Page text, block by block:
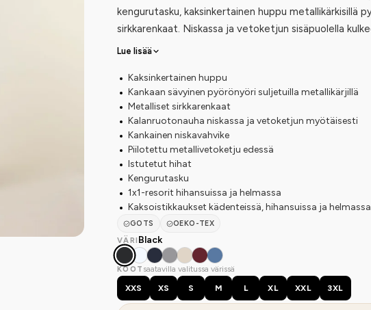
kengurutasku, kaksinkertainen huppu metallikärkisillä
sirkkarenkaat. Niskassa ja vetoketjun sisäpuolella
Lue lisää
Kaksinkertainen huppu
Kankaan sävyinen pyörönyöri suljetuilla metallikärjillä
Metalliset sirkkarenkaat
Kalanruotonauha niskassa ja vetoketjun myötäisesti
Kankainen niskavahvike
Piilotettu metallivetoketju edessä
Istutetut hihat
Kengurutasku
1x1-resorit hihansuissa ja helmassa
Kaksoistikkaukset kädenteissä, hihansuissa ja helmassa
GOTS
OEKO-TEX
VÄRI Black
KOOT saatavilla valitussa värissä
XXS
XS S M L XL XXL 3XL